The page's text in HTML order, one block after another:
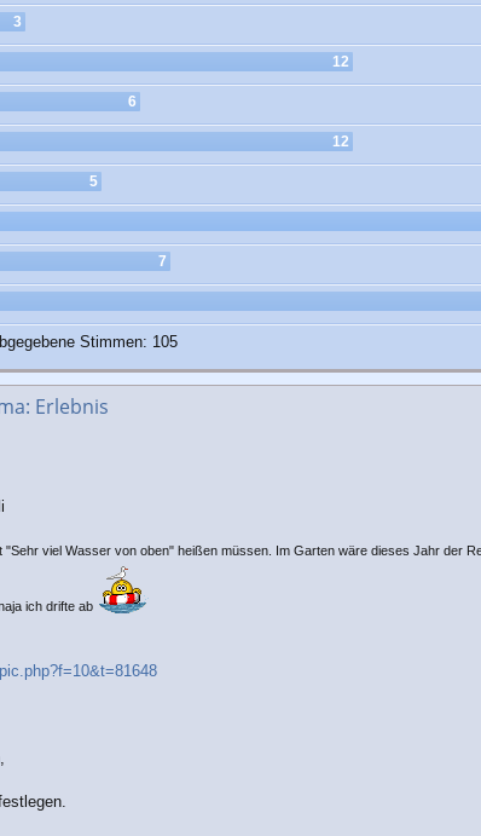
3
12
6
12
5
7
Stimmen: 105
Erlebnis
viel Wasser von oben" heißen müssen. Im Garten wäre dieses Jahr der
ich drifte ab